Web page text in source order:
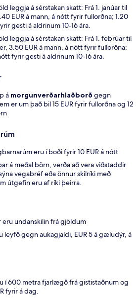
leggja á sérstakan skatt: Frá 1. janúar til
EUR á mann, á nótt fyrir fullorðna; 1.20
gesti á aldrinum 10-16 ára.
leggja á sérstakan skatt: Frá 1. febrúar til
3.50 EUR á mann, á nótt fyrir fullorðna;
fyrir gesti á aldrinum 10-16 ára.
á morgunverðarhlaðborð gegn
er um það bil 15 EUR fyrir fullorðna og 12
eru í boði fyrir 10 EUR á nótt
á meðal börn, verða að vera viðstaddir
vegabréf eða önnur skilríki með
útgefin eru af ríki þeirra.
eru undanskilin frá gjöldum
leyfð gegn aukagjaldi, EUR 5 á gæludýr, á
í 600 metra fjarlægð frá gististaðnum og
fyrir á dag.